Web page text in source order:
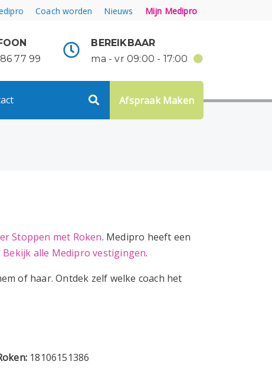
Coach worden Nieuws Mijn Medipro
77 99
BEREIKBAAR
ma - vr 09:00 - 17:00
Afspraak Maken
Stoppen met Roken. Medipro heeft een
Bekijk alle Medipro vestigingen.
of haar. Ontdek zelf welke coach het
18106151386